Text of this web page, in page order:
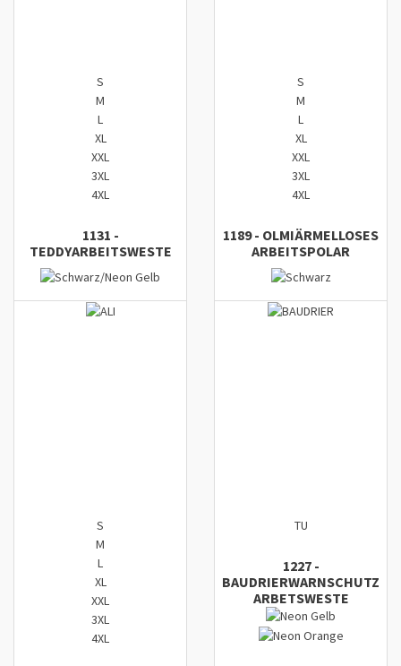
S
M
L
XL
XXL
3XL
4XL
1131 -
TEDDYARBEITSWESTE
S
M
L
XL
XXL
3XL
4XL
1189- OLMIÄRMELLOSES
ARBEITSPOLAR
S
M
L
XL
XXL
3XL
4XL
TU
1227-
BAUDRIERWARNSCHUTZ
ARBETSWESTE